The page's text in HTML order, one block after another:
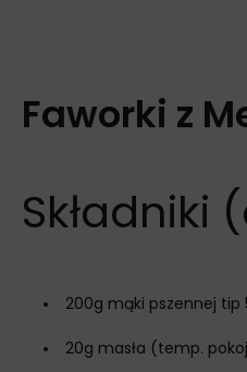
Faworki z
Składniki
200g mąki pszennej tip
20g masła (temp.